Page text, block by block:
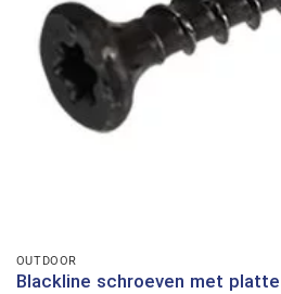
OUTDOOR
Blackline schroeven met